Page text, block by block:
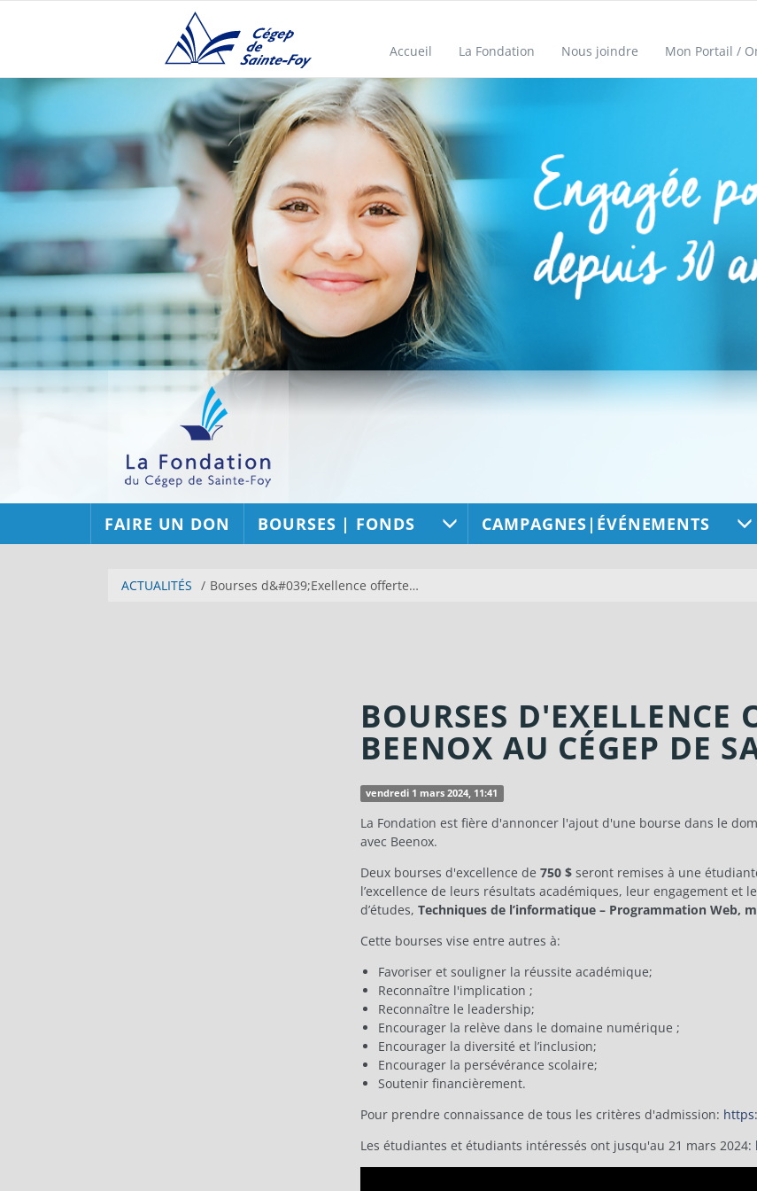
Cégep de Sainte-Foy
Accueil La Fondation Nous joindre Mon Portail /
Fondation du Cégep de Sainte-Foy
FAIRE UN DON BOURSES | FONDS CAMPAGNES|ÉVÉNEMENTS
ACTUALITÉS Bourses d&#039;Exellence offerte…
BOURSES D'EXELLENCE
BEENOX AU CÉGEP DE
vendredi 1 mars 2024, 11:41
La Fondation est fière d'annoncer l'ajout d'une bourse dans le
avec Beenox.
Deux bourses d'excellence de 750 $ seront remises à une
l’excellence de leurs résultats académiques, leur engagement
d’études, Techniques de l’informatique – Programmation Web,
Cette bourses vise entre autres à:
Favoriser et souligner la réussite académique;
Reconnaître l'implication ;
Reconnaître le leadership;
Encourager la relève dans le domaine numérique ;
Encourager la diversité et l’inclusion;
Encourager la persévérance scolaire;
Soutenir financièrement.
Pour prendre connaissance de tous les critères d'admission:
Les étudiantes et étudiants intéressés ont jusqu'au 21 mars 2024: